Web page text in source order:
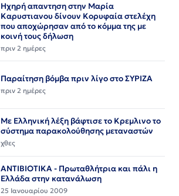
Ηχηρή απαντηση στην Μαρία
Καρυστιανου δίνουν Κορυφαία στελέχη
που αποχώρησαν από το κόμμα της με
κοινή τους δήλωση
πριν 2 ημέρες
Παραίτηση βόμβα πριν λίγο στο ΣΥΡΙΖΑ
πριν 2 ημέρες
Με Ελληνική λέξη βάφτισε το Κρεμλινο το
σύστημα παρακολούθησης μεταναστών
χθες
ΑΝΤΙΒΙΟΤΙΚΑ - Πρωταθλήτρια και πάλι η
Ελλάδα στην κατανάλωση
25 Ιανουαρίου 2009